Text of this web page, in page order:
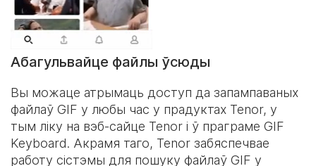
Абагульвайце файлы ўсюды
Вы можаце атрымаць доступ да запампаваных
файлаў GIF у любы час у прадуктах Tenor, у
тым ліку на вэб-сайце Tenor і ў праграме GIF
Keyboard. Акрамя таго, Tenor забяспечвае
работу сістэмы для пошуку файлаў GIF у